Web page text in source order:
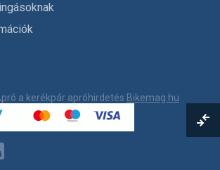
a kerékpár apróhirdetés Bikemag.hu